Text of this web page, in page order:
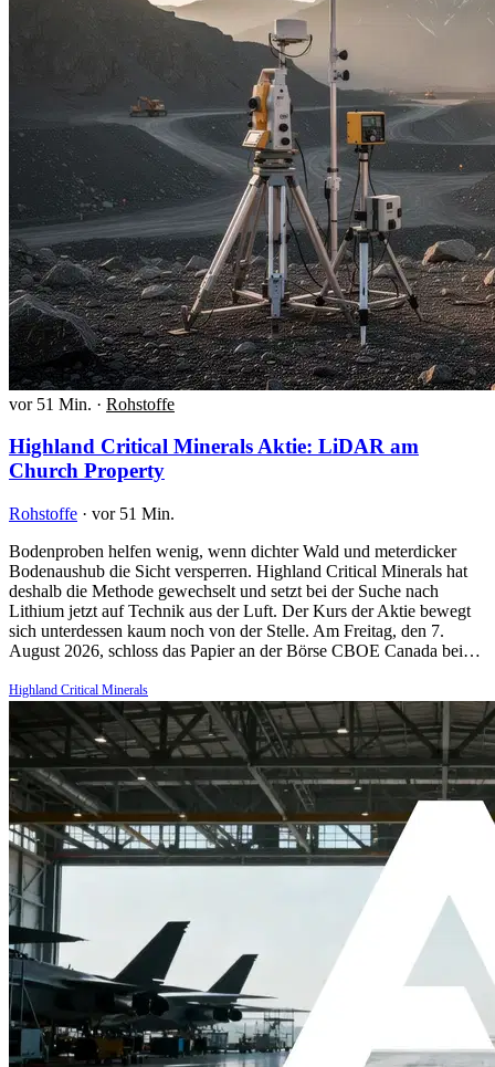
vor 51 Min. · Rohstoffe
Highland Critical Minerals Aktie: LiDAR am
Church Property
Rohstoffe · vor 51 Min.
Bodenproben helfen wenig, wenn dichter Wald und meterdicker
Bodenaushub die Sicht versperren. Highland Critical Minerals hat
deshalb die Methode gewechselt und setzt bei der Suche nach
Lithium jetzt auf Technik aus der Luft. Der Kurs der Aktie bewegt
sich unterdessen kaum noch von der Stelle. Am Freitag, den 7.
August 2026, schloss das Papier an der Börse CBOE Canada bei…
Highland Critical Minerals